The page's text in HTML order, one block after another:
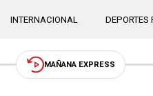
INTERNACIONAL DEPORTES
MAÑANA EXPRESS